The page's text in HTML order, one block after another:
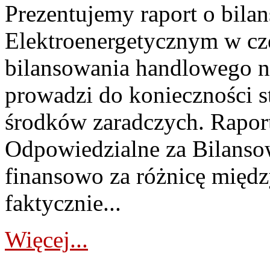
Prezentujemy raport o
Elektroenergetycznym w
bilansowania handlowego
prowadzi do konieczności
środków zaradczych.
Odpowiedzialne za
finansowo za różnicę
faktycznie...
Więcej...